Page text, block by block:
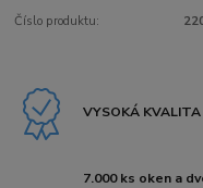
Číslo produktu:
VYSOKÁ
7.000 ks oken a